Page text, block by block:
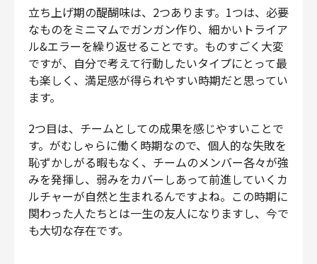
立ち上げ期の醍醐味は、2つあります。1つは、必要
なものをミニマムでガンガン作り、細かいトライア
ル&エラーを繰り返せることです。ものすごく大変
ですが、自分で考えて行動したいタイプにとって最
も楽しく、満足感が得られやすい時期だと思ってい
ます。
2つ目は、チームとしての成果を感じやすいことで
す。がむしゃらに働く時期なので、個人的な失敗を
恥ずかしがる暇もなく、チームのメンバー各々が強
みを発揮し、弱みをカバーしあって前進していくカ
ルチャーが自然と生まれるんですよね。この時期に
関わった人たちとは一生の友人になりますし、今で
も大切な存在です。